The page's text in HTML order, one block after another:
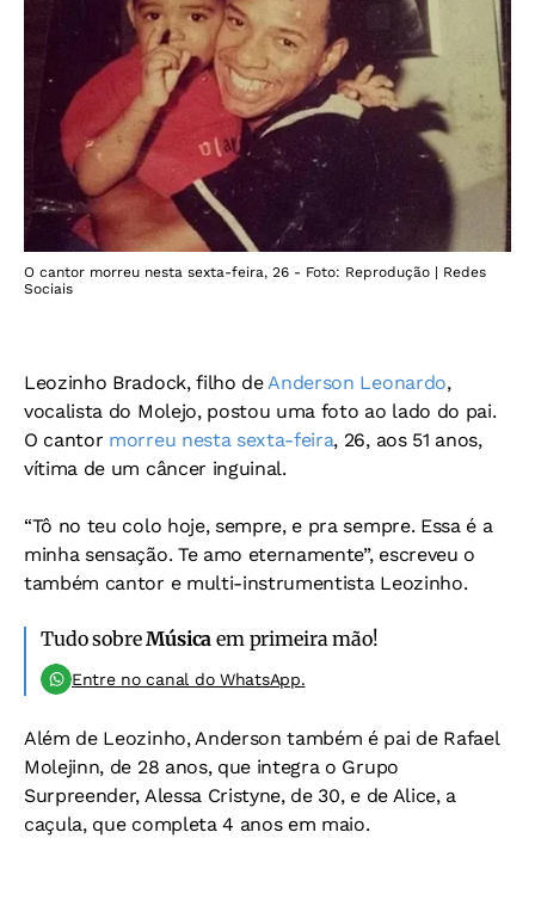
O cantor morreu nesta sexta-feira, 26 - Foto: Reprodução | Redes
Sociais
Leozinho Bradock, filho deAnderson Leonardo,
vocalista do Molejo, postou uma foto ao lado do pai.
O cantor morreu nesta sexta-feira, 26, aos 51 anos,
vítima de um câncer inguinal.
“Tô no teu colo hoje, sempre, e pra sempre. Essa é a
minha sensação. Te amo eternamente”, escreveu o
também cantor e multi-instrumentista Leozinho.
Tudo sobreMúsica em primeira mão!
Entre no canal do WhatsApp.
Além de Leozinho, Anderson também é pai de Rafael
Molejinn, de 28 anos, que integra o Grupo
Surpreender, Alessa Cristyne, de 30, e de Alice, a
caçula, que completa 4 anos em maio.